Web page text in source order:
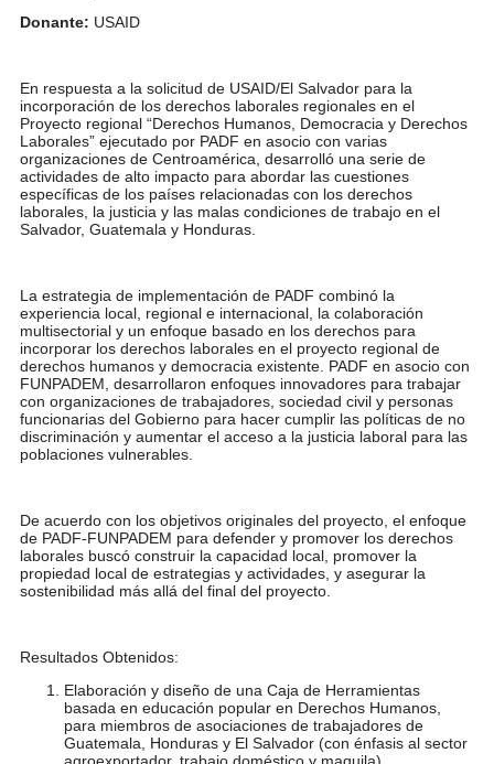
Donante: USAID
En respuesta a la solicitud de USAID/El Salvador para la
incorporación de los derechos laborales regionales en el
Proyecto regional “Derechos Humanos, Democracia y Derechos
Laborales” ejecutado por PADF en asocio con varias
organizaciones de Centroamérica, desarrolló una serie de
actividades de alto impacto para abordar las cuestiones
específicas de los países relacionadas con los derechos
laborales, la justicia y las malas condiciones de trabajo en el
Salvador, Guatemala y Honduras.
La estrategia de implementación de PADF combinó la
experiencia local, regional e internacional, la colaboración
multisectorial y un enfoque basado en los derechos para
incorporar los derechos laborales en el proyecto regional de
derechos humanos y democracia existente. PADF en asocio con
FUNPADEM, desarrollaron enfoques innovadores para trabajar
con organizaciones de trabajadores, sociedad civil y personas
funcionarias del Gobierno para hacer cumplir las políticas de no
discriminación y aumentar el acceso a la justicia laboral para las
poblaciones vulnerables.
De acuerdo con los objetivos originales del proyecto, el enfoque
de PADF-FUNPADEM para defender y promover los derechos
laborales buscó construir la capacidad local, promover la
propiedad local de estrategias y actividades, y asegurar la
sostenibilidad más allá del final del proyecto.
Resultados Obtenidos:
Elaboración y diseño de una Caja de Herramientas
basada en educación popular en Derechos Humanos,
para miembros de asociaciones de trabajadores de
Guatemala, Honduras y El Salvador (con énfasis al sector